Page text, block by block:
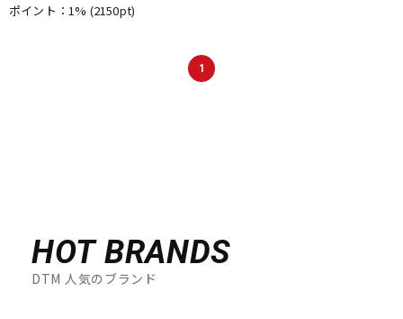
ポイント：1% (2150pt)
1
HOT BRANDS
DTM 人気のブランド